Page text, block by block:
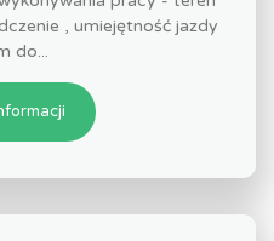
, umiejętność jazdy
do...